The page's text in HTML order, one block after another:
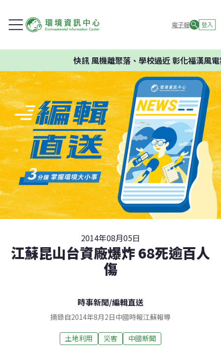
電子報 登入
快訊風機離聚落、學校過近 彰化福漢風電
2014年08月05日
江蘇昆山台資廠爆炸 68死逾百人
傷
時事新聞/編輯直送
摘錄自2014年8月2日中國時報江蘇報導
土地利用 災害 中國新聞